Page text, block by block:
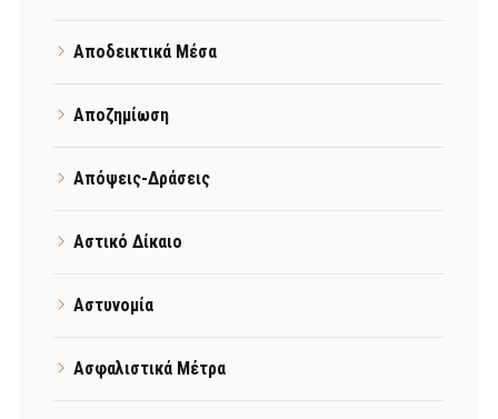
Αποδεικτικά Μέσα
Αποζημίωση
Απόψεις-Δράσεις
Αστικό Δίκαιο
Αστυνομία
Ασφαλιστικά Μέτρα